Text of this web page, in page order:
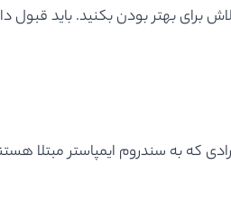
برای بهتر بودن بکنید. باید
که به سندروم ایمپاستر مبتلا